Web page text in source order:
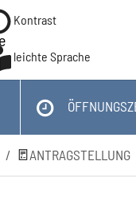
Kontrast
leichte Sprache
ANTRAGSTELLUNG